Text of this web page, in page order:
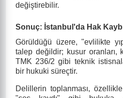
değiştirebilir.
Sonuç: İstanbul'da Hak
Görüldüğü üzere, "evlilikte
talep değildir; kusur oranları,
TMK 236/2 gibi teknik
bir hukuki süreçtir.
Delillerin toplanması,